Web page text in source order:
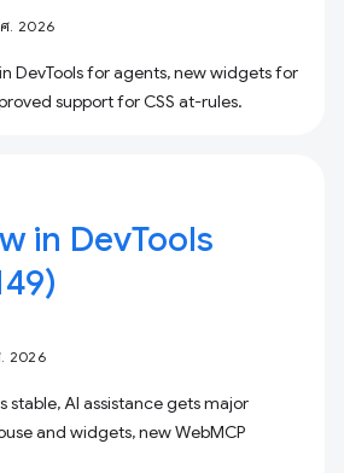
. 2026
DevTools for agents, new widgets for
support for CSS at-rules.
in DevTools
2026
stable, AI assistance gets major
and widgets, new WebMCP